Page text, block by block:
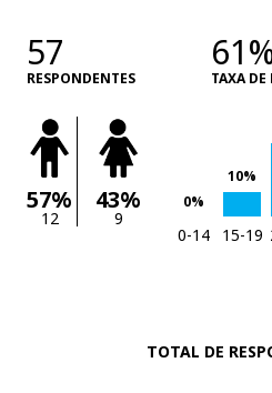
57
RESPONDENTES TAXA DE
57%
12
43%
9
0%
10%
0-14 15-19
TOTAL DE